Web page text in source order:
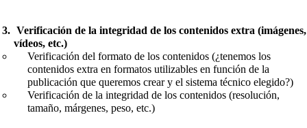
Verificación de la integridad de los contenidos extra (imágenes,
vídeos, etc.)
Verificación del formato de los contenidos (¿tenemos los
contenidos extra en formatos utilizables en función de la
publicación que queremos crear y el sistema técnico elegido?)
Verificación de la integridad de los contenidos (resolución,
tamaño, márgenes, peso, etc.)